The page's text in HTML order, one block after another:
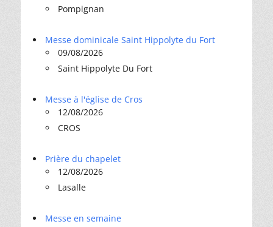
Pompignan
Messe dominicale Saint Hippolyte du Fort
09/08/2026
Saint Hippolyte Du Fort
Messe à l'église de Cros
12/08/2026
CROS
Prière du chapelet
12/08/2026
Lasalle
Messe en semaine